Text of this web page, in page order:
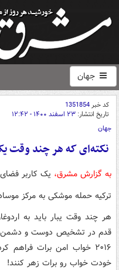
جهان
کد خبر1351854
تاریخ انتشار: ۲۳ اسفند ۱۴۰۰ - ۱۲:۴۲
جهان
نکته‌ای که هر چند وقت
به گزارش مشرق، یک کاربر
ترکیه حمله موشکی به مرکز
هر چند وقت یبار باید به
۲۰۱۶ خواب امن برات
خودت خواب رو برات زهر کنند!